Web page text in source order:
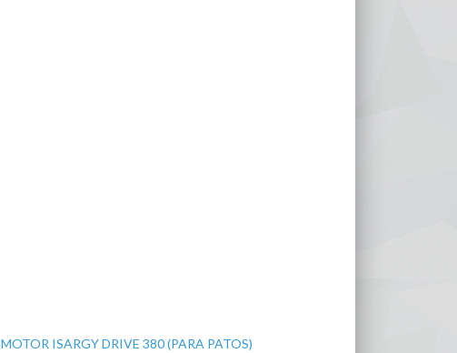
MOTOR ISARGY DRIVE 380 (PARA PATOS)